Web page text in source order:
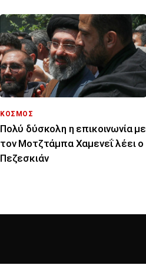
ΚΟΣΜΟΣ
Πολύ δύσκολη η επικοινωνία με
τον Μοτζτάμπα Χαμενεΐ λέει ο
Πεζεσκιάν